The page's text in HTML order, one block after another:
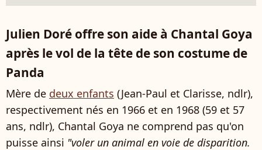
Julien Doré offre son aide à Chantal Goya
après le vol de la tête de son costume de
Panda
Mère de deux enfants (Jean-Paul et Clarisse, ndlr),
respectivement nés en 1966 et en 1968 (59 et 57
ans, ndlr), Chantal Goya ne comprend pas qu'on
puisse ainsi "voler un animal en voie de disparition.